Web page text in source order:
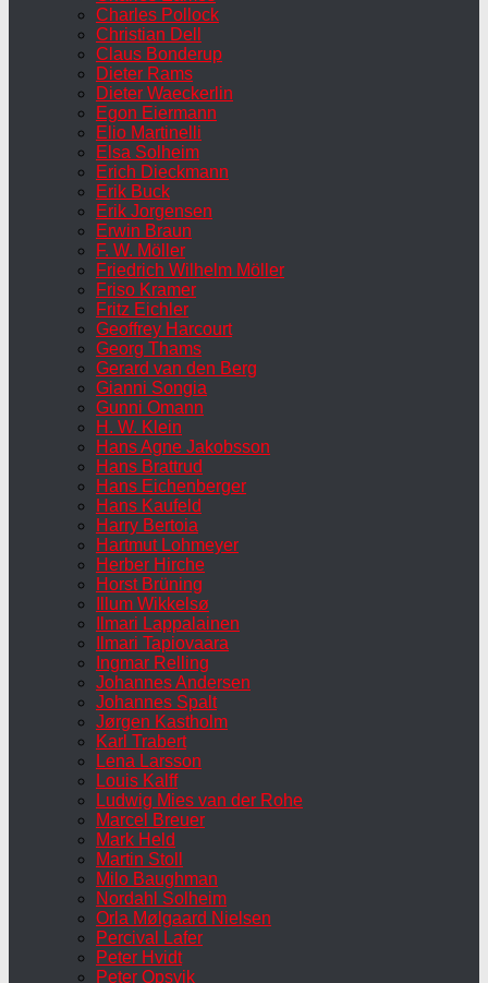
Charles Pollock
Christian Dell
Claus Bonderup
Dieter Rams
Dieter Waeckerlin
Egon Eiermann
Elio Martinelli
Elsa Solheim
Erich Dieckmann
Erik Buck
Erik Jorgensen
Erwin Braun
F. W. Möller
Friedrich Wilhelm Möller
Friso Kramer
Fritz Eichler
Geoffrey Harcourt
Georg Thams
Gerard van den Berg
Gianni Songia
Gunni Omann
H. W. Klein
Hans Agne Jakobsson
Hans Brattrud
Hans Eichenberger
Hans Kaufeld
Harry Bertoia
Hartmut Lohmeyer
Herber Hirche
Horst Brüning
Illum Wikkelsø
Ilmari Lappalainen
Ilmari Tapiovaara
Ingmar Relling
Johannes Andersen
Johannes Spalt
Jørgen Kastholm
Karl Trabert
Lena Larsson
Louis Kalff
Ludwig Mies van der Rohe
Marcel Breuer
Mark Held
Martin Stoll
Milo Baughman
Nordahl Solheim
Orla Mølgaard Nielsen
Percival Lafer
Peter Hvidt
Peter Opsvik